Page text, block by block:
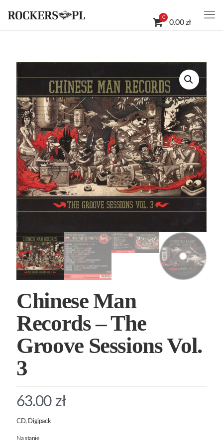
0
0.00 zł
Chinese Man
Records – The
Groove Sessions Vol.
3
63.00 zł
CD, Digipack
Na stanie